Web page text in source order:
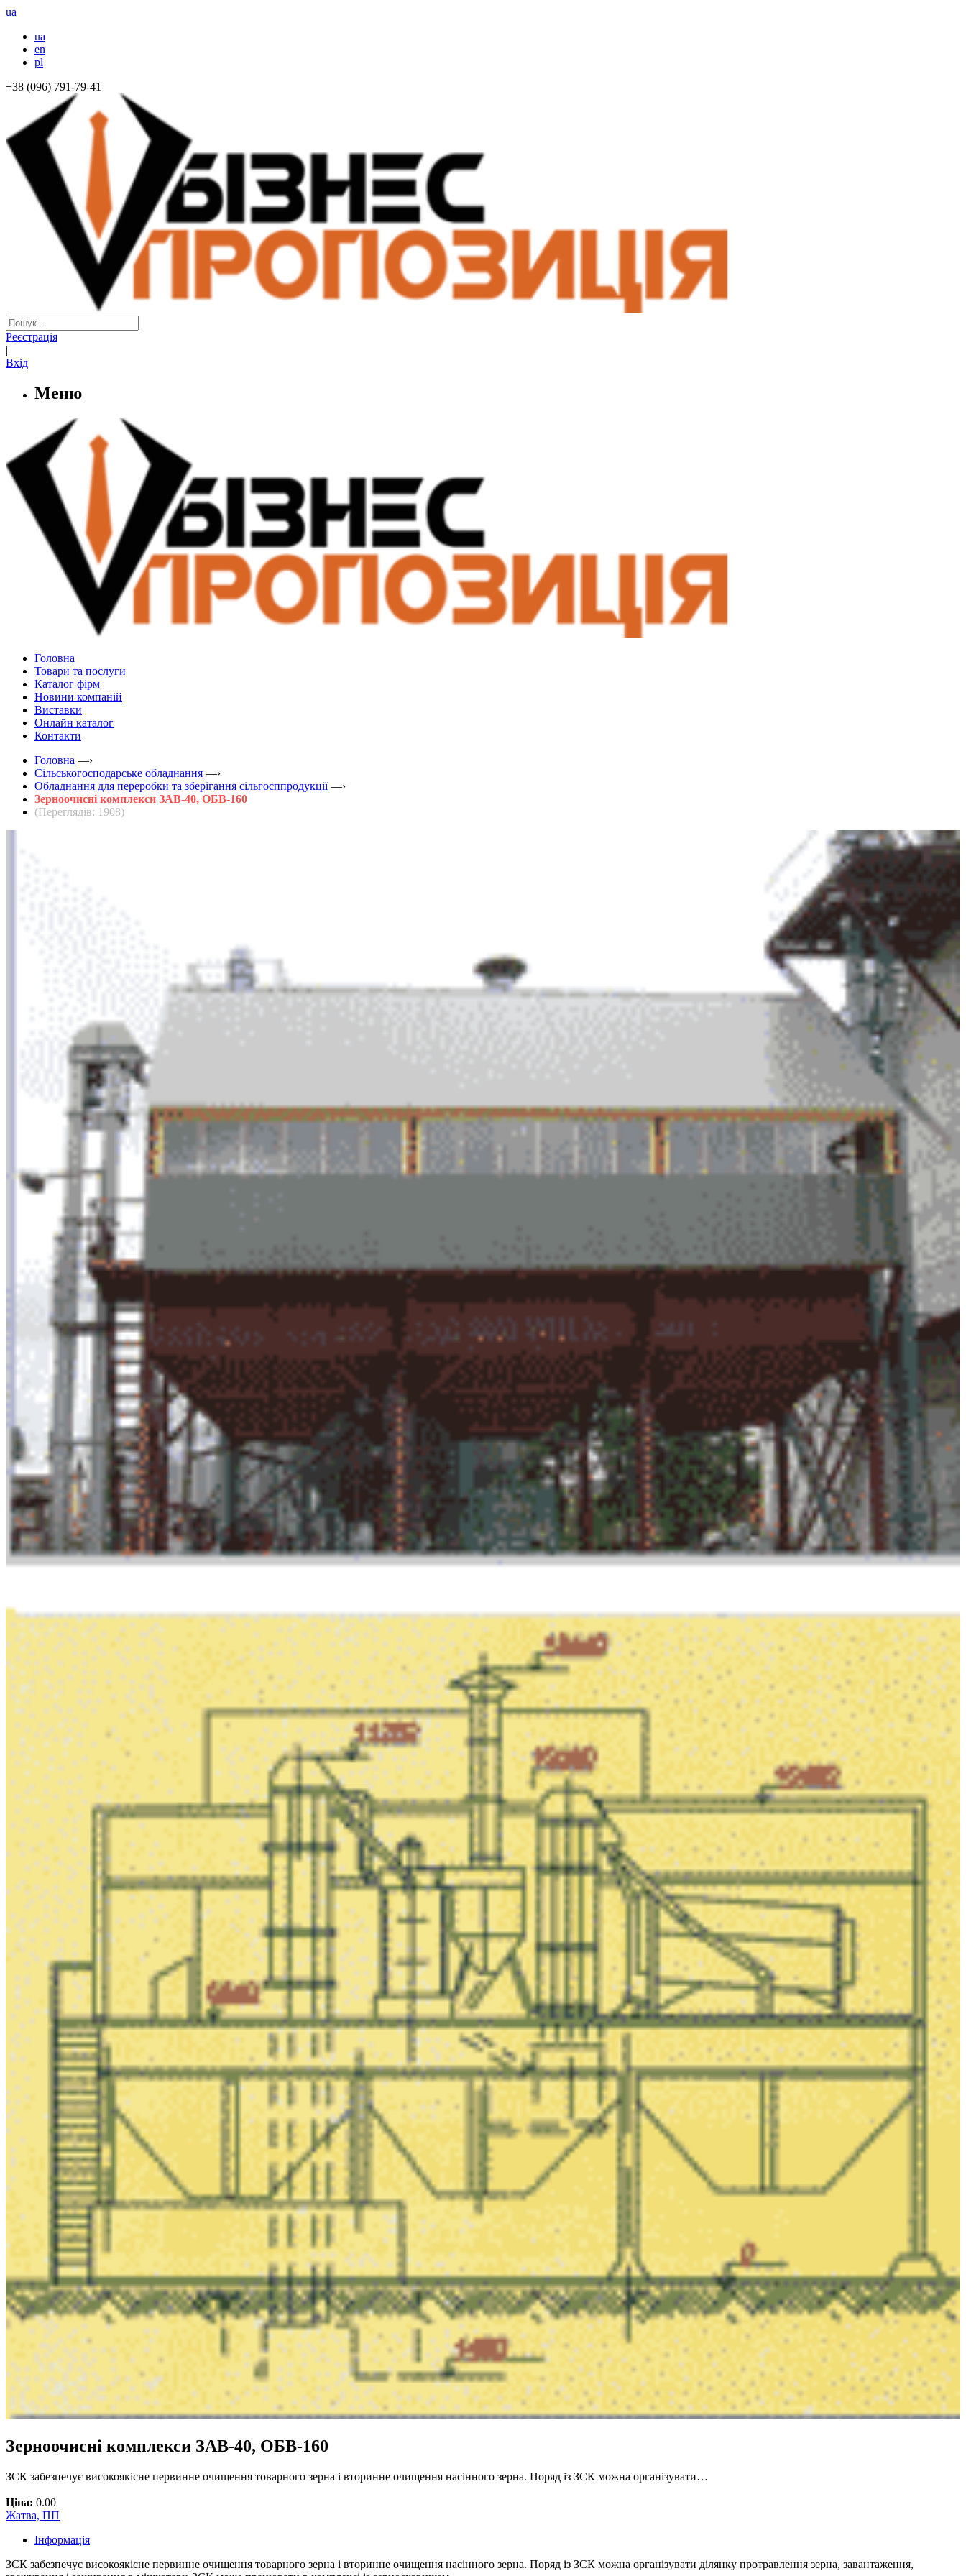
ua
ua
en
pl
+38 (096) 791-79-41
Реєстрація
|
Вхід
Меню
Головна
Товари та послуги
Каталог фірм
Новини компаній
Виставки
Онлайн каталог
Контакти
Головна —›
Сільськогосподарське обладнання —›
Обладнання для переробки та зберігання сільгосппродукції —›
Зерноочисні комплекси ЗАВ-40, ОБВ-160
(Переглядів: 1908)
Зерноочисні комплекси ЗАВ-40, ОБВ-160
ЗСК забезпечує високоякісне первинне очищення товарного зерна і вторинне очищення насінного зерна. Поряд із ЗСК можна організувати…
Ціна: 0.00
Жатва, ПП
Інформація
ЗСК забезпечує високоякісне первинне очищення товарного зерна і вторинне очищення насінного зерна. Поряд із ЗСК можна організувати ділянку протравлення зерна, завантаження,